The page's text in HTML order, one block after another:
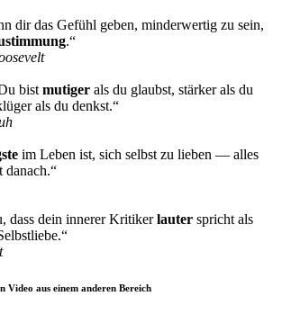
dir das Gefühl geben, minderwertig zu sein,
.“
bistmutiger als du glaubst, stärker als du
als du denkst.“
im Leben ist, sich selbst zu lieben — alles
danach.“
dass dein innerer Kritikerlauter spricht als
aus einem anderen Bereich